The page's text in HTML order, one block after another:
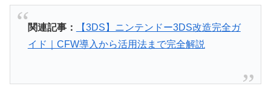
関連記事：
【3DS】ニンテンドー3DS改造完全ガ
イド｜CFW導入から活用法まで完全解説